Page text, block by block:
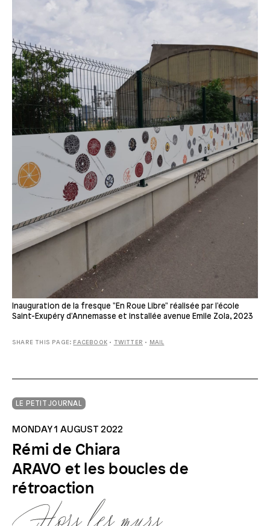
Inauguration de la fresque "En Roue Libre" réalisée par l'école
Saint-Exupéry d'Annemasse et installée avenue Emile Zola, 2023
SHARE THIS PAGE: FACEBOOK • TWITTER • MAIL
LE PETIT JOURNAL
MONDAY 1 AUGUST 2022
Rémi de Chiara
ARAVO et les boucles de
rétroaction